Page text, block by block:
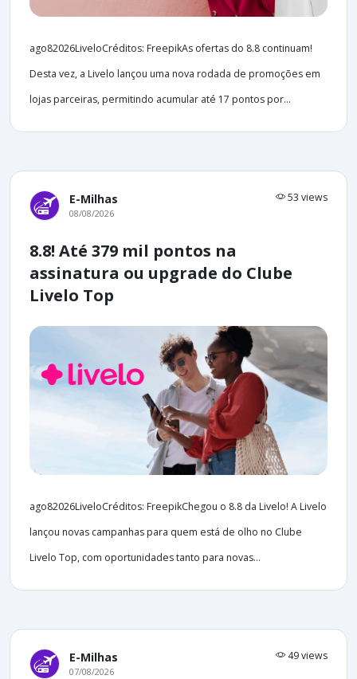
ago82026LiveloCréditos: FreepikAs ofertas do 8.8 continuam!
Desta vez, a Livelo lançou uma nova rodada de promoções em
lojas parceiras, permitindo acumular até 17 pontos por...
E-Milhas 53 views
08/08/2026
8.8! Até 379 mil pontos na
assinatura ou upgrade do Clube
Livelo Top
ago82026LiveloCréditos: FreepikChegou o 8.8 da Livelo! A Livelo
lançou novas campanhas para quem está de olho no Clube
Livelo Top, com oportunidades tanto para novas...
E-Milhas 49 views
07/08/2026